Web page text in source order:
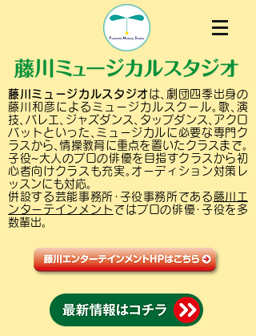
藤川ミュージカルスタジオは､劇団四季出身の
藤川和彦によるミュージカルスクール｡歌､演
技､バレエ､ジャズダンス､タップダンス､アクロ
バットといった､ミュージカルに必要な専門ク
ラスから､情操教育に重点を置いたクラスまで｡
子役~大人のプロの俳優を目指すクラスから初
心者向けクラスも充実｡オーディション対策レ
ッスンにも対応｡
併設する芸能事務所･子役事務所である 藤川エ
ンターテインメント ではプロの俳優･子役を多
数輩出｡